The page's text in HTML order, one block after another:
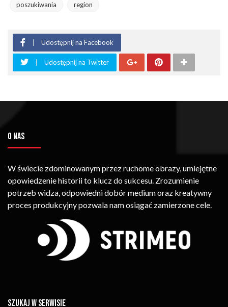
poszukiwania region
Udostępnij na Facebook
Udostępnij na Twitter
O NAS
W świecie zdominowanym przez ruchome obrazy, umiejętne
opowiedzenie historii to klucz do sukcesu. Zrozumienie
potrzeb widza, odpowiedni dobór medium oraz kreatywny
proces produkcyjny pozwala nam osiągać zamierzone cele.
SZUKAJ W SERWISIE